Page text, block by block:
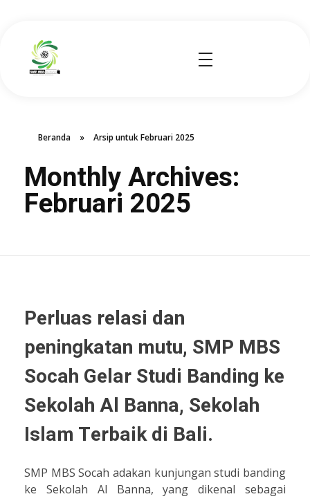
Beranda » Arsip untuk Februari 2025
Monthly Archives:
Februari 2025
Perluas relasi dan
peningkatan mutu, SMP MBS
Socah Gelar Studi Banding ke
Sekolah Al Banna, Sekolah
Islam Terbaik di Bali.
SMP MBS Socah adakan kunjungan studi banding
ke Sekolah Al Banna, yang dikenal sebagai